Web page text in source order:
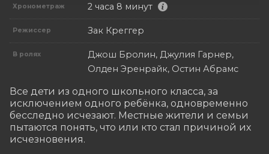
Хронометраж 2 часа 8 минут
Режиссер Зак Креггер
В ролях
Джош Бролин, Джулия Гарнер,
Олден Эренрайк, Остин Абрамс
Все дети из одного школьного класса, за
исключением одного ребёнка, одновременно
бесследно исчезают. Местные жители и семьи
пытаются понять, что или кто стал причиной их
исчезновения.